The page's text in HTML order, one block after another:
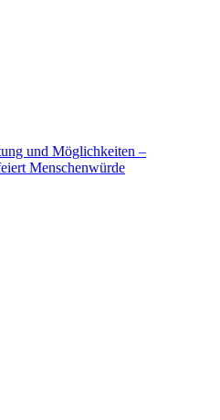
und Möglichkeiten –
Menschenwürde